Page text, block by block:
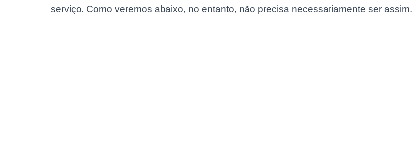
serviço. Como veremos abaixo, no entanto, não precisa necessariamente ser assim.